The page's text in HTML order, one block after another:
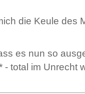
die Keule des
es nun so
- total im Unrecht